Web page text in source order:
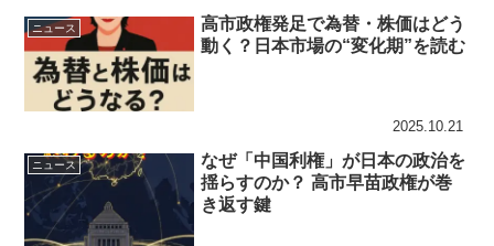
ニュース
高市政権発足で為替・株価はどう
動く？日本市場の“変化期”を読む
2025.10.21
ニュース
なぜ「中国利権」が日本の政治を
揺らすのか？ 高市早苗政権が巻
き返す鍵